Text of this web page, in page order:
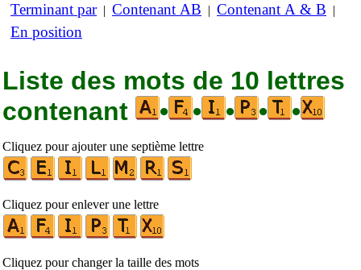
Terminant par| Contenant AB | Contenant A & B |
En position
Liste des mots de 10 lettres
contenant
• • • • •
Cliquez pour ajouter une septième lettre
Cliquez pour enlever une lettre
Cliquez pour changer la taille des mots